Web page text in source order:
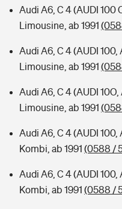
Audi A6, C 4 (AUDI 100
Limousine, ab 1991
Audi A6, C 4 (AUDI 100,
Limousine, ab 1991
Audi A6, C 4 (AUDI 10O,
Limousine, ab 1991
Audi A6, C 4 (AUDI 100,
Kombi, ab 1991 (0588 /
Audi A6, C 4 (AUDI 100,
Kombi, ab 1991 (0588 /